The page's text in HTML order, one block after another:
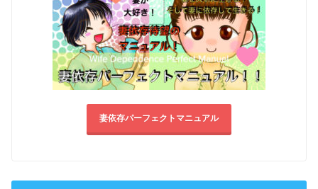
妻依存パーフェクトマニュアル